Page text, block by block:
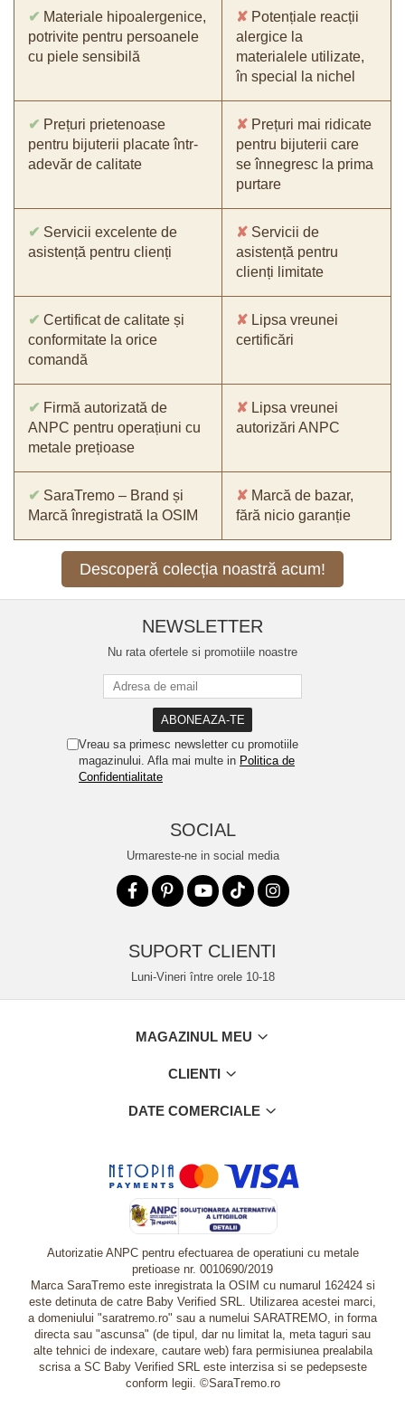
✔ Materiale hipoalergenice,
potrivite pentru persoanele
cu piele sensibilă
✘ Potențiale reacții
alergice la
materialele utilizate,
în special la nichel
✔ Prețuri prietenoase
pentru bijuterii placate într-
adevăr de calitate
✘ Prețuri mai ridicate
pentru bijuterii care
se înnegresc la prima
purtare
✔ Servicii excelente de
asistență pentru clienți
✘ Servicii de
asistență pentru
clienți limitate
✔ Certificat de calitate și
conformitate la orice
comandă
✘ Lipsa vreunei
certificări
✔ Firmă autorizată de
ANPC pentru operațiuni cu
metale prețioase
✘ Lipsa vreunei
autorizări ANPC
✔ SaraTremo – Brand și
Marcă înregistrată la OSIM
✘ Marcă de bazar,
fără nicio garanție
Descoperă colecția noastră acum!
NEWSLETTER
Nu rata ofertele si promotiile noastre
Vreau sa primesc newsletter cu promotiile
magazinului. Afla mai multe in Politica de
Confidentialitate
SOCIAL
Urmareste-ne in social media
SUPORT CLIENTI
Luni-Vineri între orele 10-18
MAGAZINUL MEU
CLIENTI
DATE COMERCIALE
Autorizatie ANPC pentru efectuarea de operatiuni cu metale
pretioase nr. 0010690/2019
Marca SaraTremo este inregistrata la OSIM cu numarul 162424 si
este detinuta de catre Baby Verified SRL. Utilizarea acestei marci,
a domeniului "saratremo.ro" sau a numelui SARATREMO, in forma
directa sau "ascunsa" (de tipul, dar nu limitat la, meta taguri sau
alte tehnici de indexare, cautare web) fara permisiunea prealabila
scrisa a SC Baby Verified SRL este interzisa si se pedepseste
conform legii. ©SaraTremo.ro